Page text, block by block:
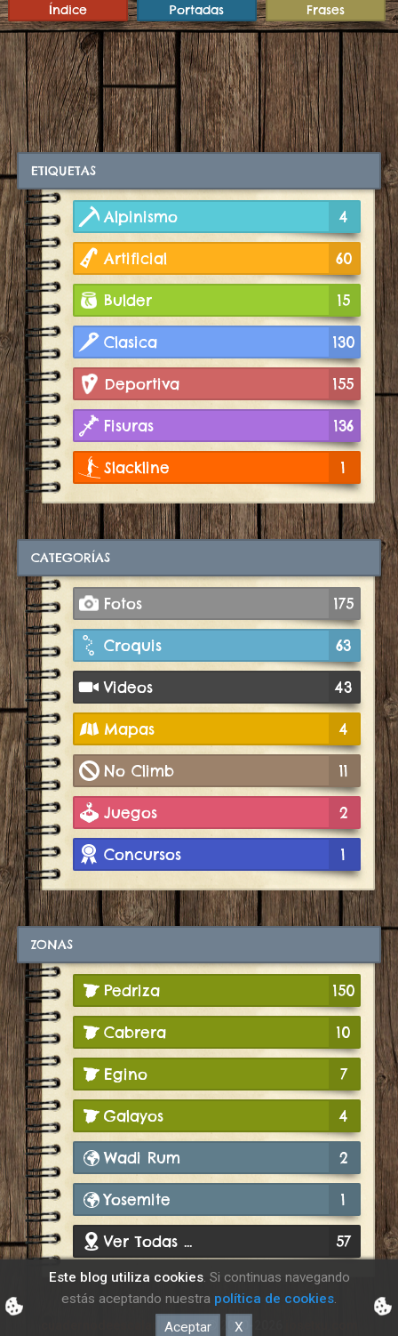
Frases
Portadas
Índice
ETIQUETAS
Alpinismo 4
Artificial 60
Bulder 15
Clasica 130
Deportiva 155
Fisuras 136
Slackline 1
CATEGORÍAS
Fotos 175
Croquis 63
Videos 43
Mapas 4
No Climb 11
Juegos 2
Concursos 1
ZONAS
Pedriza 150
Cabrera 10
Egino 7
Galayos 4
Wadi Rum 2
Yosemite 1
Ver Todas ... 57
Este blog utiliza cookies. Si continuas navegando
estás aceptando nuestra política de cookies.
Aceptar
X
cuadernodeescaladas.com© 2000-2026